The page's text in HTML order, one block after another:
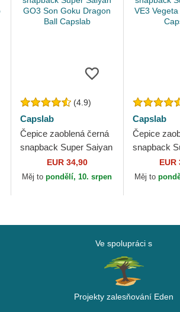
(4.9)
Capslab
Čepice zaoblená černá
snapback Super Saiyan
GO3 Son Goku Dragon
Ball Capslab
EUR 34,90
Měj topondělí, 10. srpen
Capslab
Čepice
snapback
VE3
Capslab
EUR
Měj to
Ve spolupráci s
Projekty zalesňování Eden